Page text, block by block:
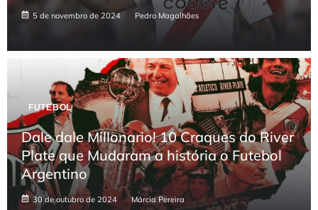
5 de novembro de 2024 Pedro Magalhães
FUTEBOL
Dale dale Millonario! 10 Craques do River
Plate que Mudaram a história o Futebol
Argentino
30 de outubro de 2024 Márcia Pereira